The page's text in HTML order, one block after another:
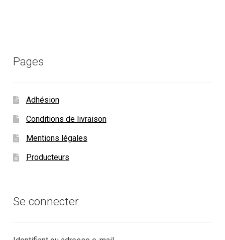
Pages
Adhésion
Conditions de livraison
Mentions légales
Producteurs
Se connecter